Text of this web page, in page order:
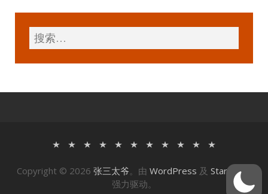
Copyright © 2026 张三太爷。由 WordPress 及 Stargazer
强力驱动。